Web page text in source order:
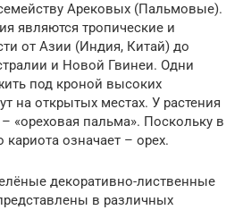
Арековых (Пальмовые).
являются тропические и
от Азии (Индия, Китай) до
и Новой Гвинеи. Одни
под кроной высоких
на открытых местах. У растения
«ореховая пальма». Поскольку в
кариота означает – орех.
декоративно-лиственные
в различных